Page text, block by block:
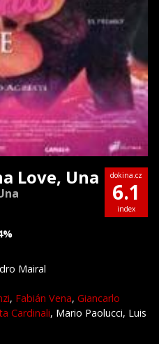
Love, Una dokina.cz
6.1
index
Mairal
, Fabián Vena, Giancarlo
Cardinali, Mario Paolucci, Luis